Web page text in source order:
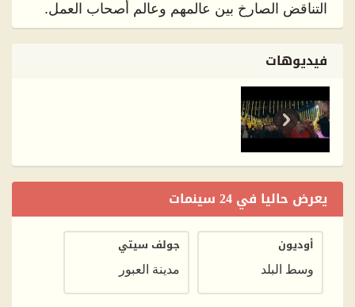
التناقض الصارخ بين عالمهم وعالم أصحاب العمل.
فيديوهات
يعرض حاليا في 24 سينمات
أوديون
وسط البلد
جولف سيتي
مدينة العبور